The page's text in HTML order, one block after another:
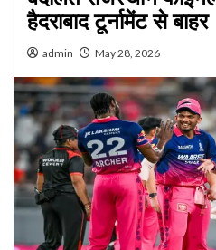
हैदराबाद टूर्नामेंट से बाहर
admin May 28, 2026